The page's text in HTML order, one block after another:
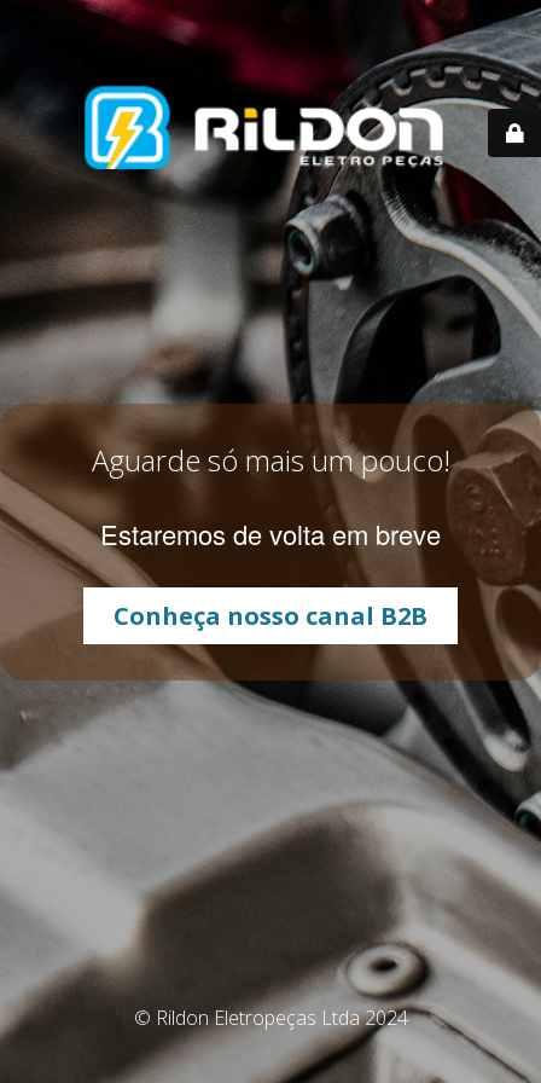
Aguarde só mais um pouco!
Estaremos de volta em breve
Conheça nosso canal B2B
© Rildon Eletropeças Ltda 2024